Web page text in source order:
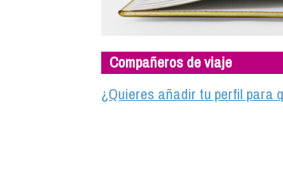
Compañeros de viaje
¿Quieres añadir tu perfil para